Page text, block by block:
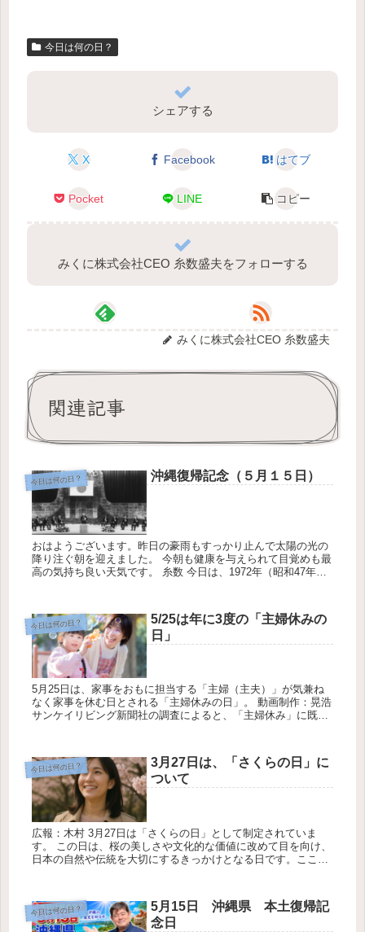
今日は何の日？
シェアする
X Facebook はてブ
Pocket LINE コピー
みくに株式会社CEO 糸数盛夫をフォローする
みくに株式会社CEO 糸数盛夫
関連記事
今日は何の日？ 沖縄復帰記念（５月１５日）
おはようございます。昨日の豪雨もすっかり止んで太陽の光の
降り注ぐ朝を迎えました。 今朝も健康を与えられて目覚めも最
高の気持ち良い天気です。 糸数 今日は、1972年（昭和47年）5
今日は何の日？
5/25は年に3度の「主婦休みの
日」
5月25日は、家事をおもに担当する「主婦（主夫）」が気兼ね
なく家事を休む日とされる「主婦休みの日」。 動画制作：晃浩
サンケイリビング新聞社の調査によると、「主婦休み」に既婚
今日は何の日？
3月27日は、「さくらの日」に
ついて
広報：木村 3月27日は「さくらの日」として制定されていま
す。 この日は、桜の美しさや文化的な価値に改めて目を向け、
日本の自然や伝統を大切にするきっかけとなる日です。ここで
今日は何の日？
5月15日 沖縄県 本土復帰記
念日